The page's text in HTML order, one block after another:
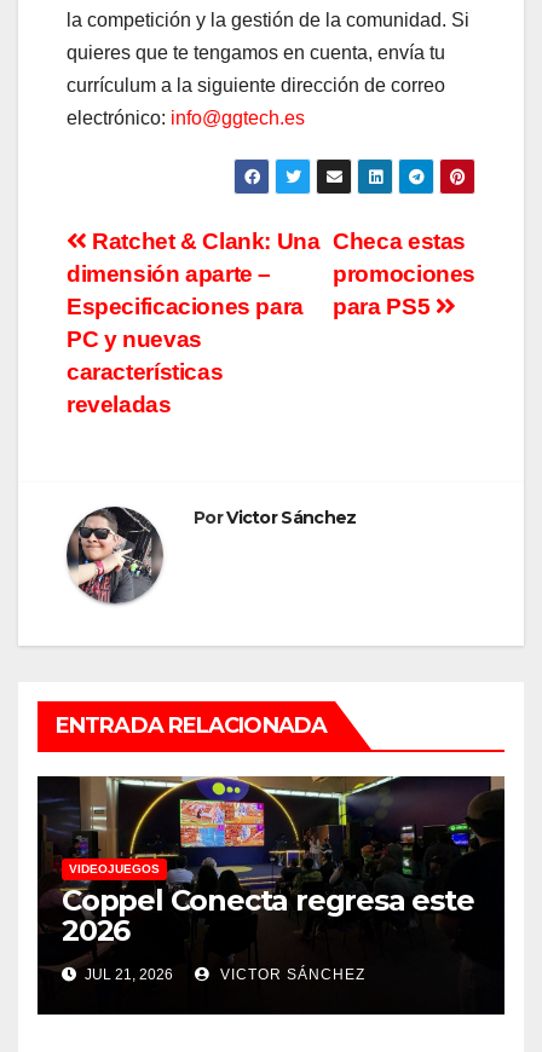
la competición y la gestión de la comunidad. Si
quieres que te tengamos en cuenta, envía tu
currículum a la siguiente dirección de correo
electrónico: info@ggtech.es
Navegación
de
entradas
Checa estas
promociones
para PS5
Ratchet & Clank: Una
dimensión aparte –
Especificaciones para
PC y nuevas
características
reveladas
PorVictor Sánchez
ENTRADA RELACIONADA
VIDEOJUEGOS
Coppel Conecta regresa este
2026
JUL 21, 2026 VICTOR SÁNCHEZ